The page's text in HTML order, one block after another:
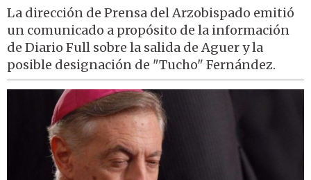
La dirección de Prensa del Arzobispado emitió
un comunicado a propósito de la información
de Diario Full sobre la salida de Aguer y la
posible designación de "Tucho" Fernández.